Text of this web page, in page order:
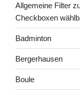
Allgemeine Filter
Checkboxen
Badminton
Bergerhausen
Boule